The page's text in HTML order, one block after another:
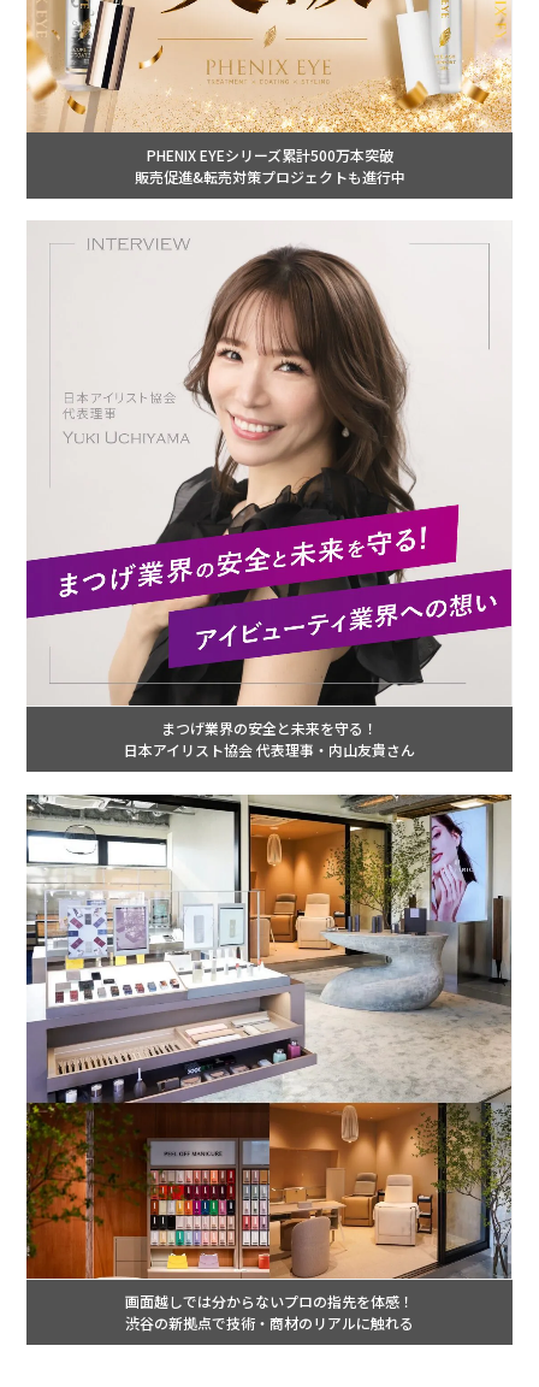
PHENIX EYEシリーズ累計500万本突破
販売促進&転売対策プロジェクトも進行中
まつげ業界の安全と未来を守る！
日本アイリスト協会 代表理事・内山友貴さん
画面越しでは分からないプロの指先を体感！
渋谷の新拠点で技術・商材のリアルに触れる